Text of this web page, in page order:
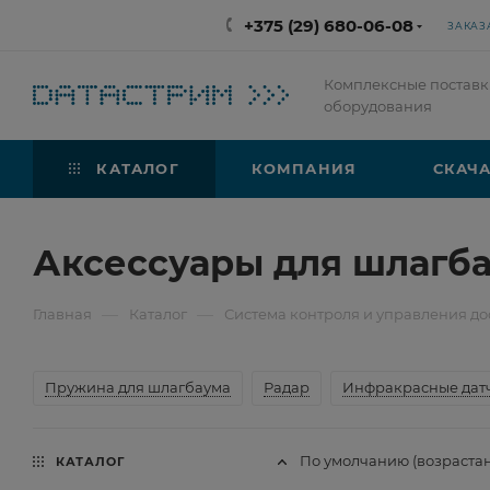
+375 (29) 680-06-08
Комплексные
оборудования
КАТАЛОГ КОМПАНИЯ
Аксессуары для
Главная Каталог Система контроля и управления
Пружина для шлагбаума Радар Инфракрасные
По умолчанию
КАТАЛОГ